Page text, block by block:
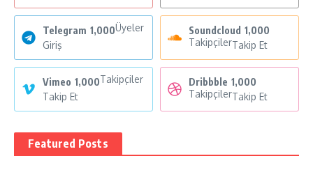
Telegram 1,000Üyeler
Giriş
Soundcloud 1,000
TakipçilerTakip Et
Vimeo 1,000Takipçiler
Takip Et
Dribbble 1,000
TakipçilerTakip Et
Featured Posts